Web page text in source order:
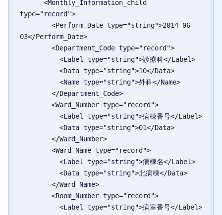
type="record">
03</Perform_Date>
        <Department_Code type="record">
          <Label type="string">診療科</Label>
          <Data type="string">10</Data>
          <Name type="string">外科</Name>
        </Department_Code>
        <Ward_Number type="record">
          <Label type="string">病棟番号</Label>
          <Data type="string">01</Data>
        </Ward_Number>
        <Ward_Name type="record">
          <Label type="string">病棟名</Label>
          <Data type="string">北病棟</Data>
        </Ward_Name>
        <Room_Number type="record">
          <Label type="string">病室番号</Label>